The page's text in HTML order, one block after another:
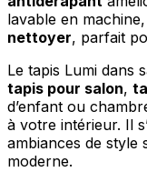
lavable en
nettoyer, parfait
Le tapis Lumi dans
tapis pour salon,
d’enfant ou
à votre intérieur. Il
ambiances de style
moderne.